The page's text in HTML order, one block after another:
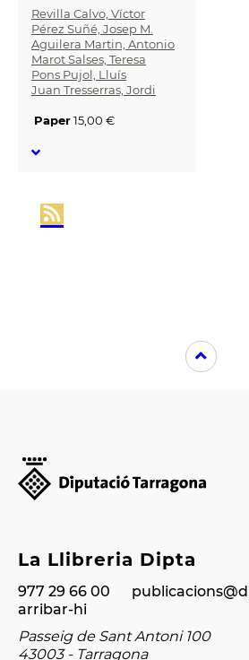
Revilla Calvo, Víctor
Pérez Suñé, Josep M.
Aguilera Martin, Antonio
Marot Salses, Teresa
Pons Pujol, Lluís
Juan Tresserras, Jordi
Paper15,00 €
La Llibreria Dipta
977 29 66 00
arribar-hi
Passeig de Sant Antoni 100
43003 - Tarragona